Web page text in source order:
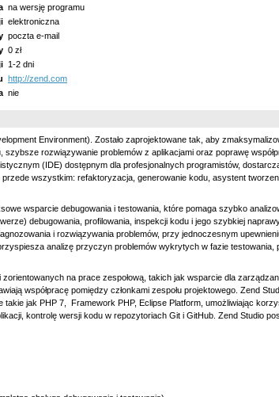
na wersję programu
elektroniczna
poczta e-mail
0 zł
1-2 dni
http://zend.com
nie
Environment). Zostało zaprojektowane tak, aby
rozwiązywanie problemów z aplikacjami oraz poprawę
(IDE) dostępnym dla profesjonalnych programistów,
wszystkim: refaktoryzacja, generowanie kodu, asystent
wsparcie debugowania i testowania, które pomaga szybko
debugowania, profilowania, inspekcji kodu i jego szybkiej
i rozwiązywania problemów, przy jednoczesnym
analizę przyczyn problemów wykrytych w fazie testowania,
na prace zespołową, takich jak wsparcie dla
współpracę pomiędzy członkami zespołu projektowego. Zend
takie jak PHP 7, Framework PHP, Eclipse Platform, umożliwiając
kontrolę wersji kodu w repozytoriach Git i GitHub. Zend Studio